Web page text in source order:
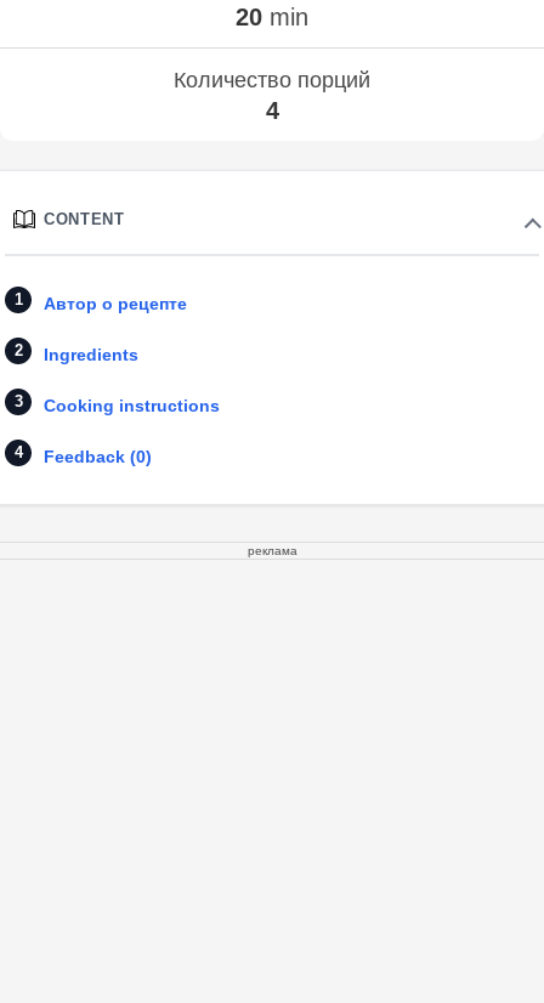
20 min
Количество порций
4
CONTENT
Автор о рецепте
Ingredients
Cooking instructions
Feedback (0)
реклама